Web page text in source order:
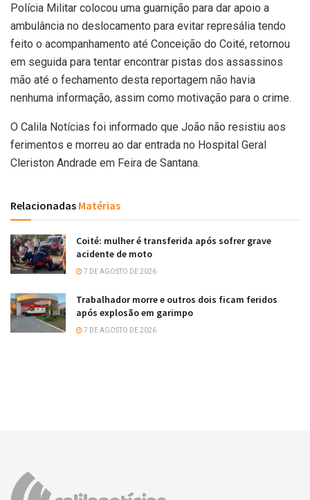
Polícia Militar colocou uma guarnição para dar apoio a
ambulância no deslocamento para evitar represália tendo
feito o acompanhamento até Conceição do Coité, retornou
em seguida para tentar encontrar pistas dos assassinos
mão até o fechamento desta reportagem não havia
nenhuma informação, assim como motivação para o crime.
O Calila Notícias foi informado que João não resistiu aos
ferimentos e morreu ao dar entrada no Hospital Geral
Cleriston Andrade em Feira de Santana.
Relacionadas Matérias
Coité: mulher é transferida após sofrer grave
acidente de moto
7 DE AGOSTO DE 2026
Trabalhador morre e outros dois ficam feridos
após explosão em garimpo
7 DE AGOSTO DE 2026